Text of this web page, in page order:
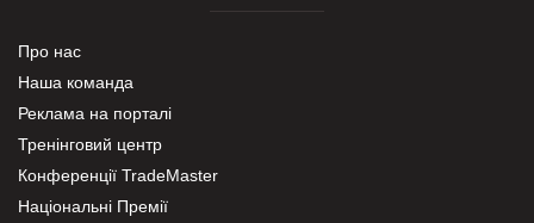
Про нас
Наша команда
Реклама на порталі
Тренінговий центр
Конференції TradeMaster
Національні Премії